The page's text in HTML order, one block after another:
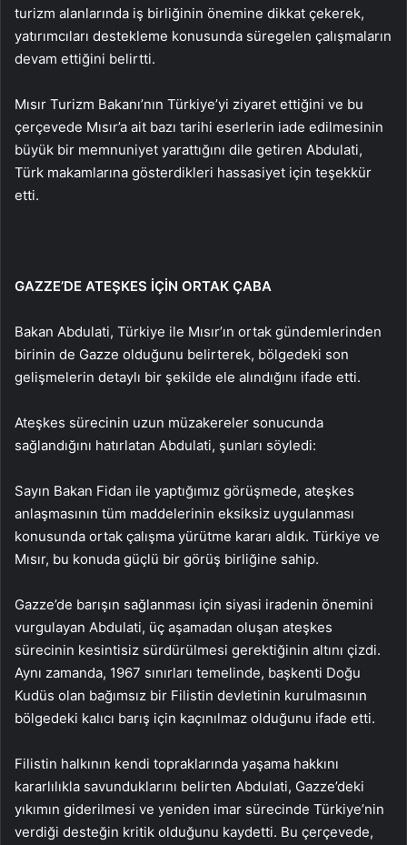
turizm alanlarında iş birliğinin önemine dikkat çekerek,
yatırımcıları destekleme konusunda süregelen çalışmaların
devam ettiğini belirtti.
Mısır Turizm Bakanı’nın Türkiye’yi ziyaret ettiğini ve bu
çerçevede Mısır’a ait bazı tarihi eserlerin iade edilmesinin
büyük bir memnuniyet yarattığını dile getiren Abdulati,
Türk makamlarına gösterdikleri hassasiyet için teşekkür
etti.
GAZZE’DE ATEŞKES İÇİN ORTAK ÇABA
Bakan Abdulati, Türkiye ile Mısır’ın ortak gündemlerinden
birinin de Gazze olduğunu belirterek, bölgedeki son
gelişmelerin detaylı bir şekilde ele alındığını ifade etti.
Ateşkes sürecinin uzun müzakereler sonucunda
sağlandığını hatırlatan Abdulati, şunları söyledi:
Sayın Bakan Fidan ile yaptığımız görüşmede, ateşkes
anlaşmasının tüm maddelerinin eksiksiz uygulanması
konusunda ortak çalışma yürütme kararı aldık. Türkiye ve
Mısır, bu konuda güçlü bir görüş birliğine sahip.
Gazze’de barışın sağlanması için siyasi iradenin önemini
vurgulayan Abdulati, üç aşamadan oluşan ateşkes
sürecinin kesintisiz sürdürülmesi gerektiğinin altını çizdi.
Aynı zamanda, 1967 sınırları temelinde, başkenti Doğu
Kudüs olan bağımsız bir Filistin devletinin kurulmasının
bölgedeki kalıcı barış için kaçınılmaz olduğunu ifade etti.
Filistin halkının kendi topraklarında yaşama hakkını
kararlılıkla savunduklarını belirten Abdulati, Gazze’deki
yıkımın giderilmesi ve yeniden imar sürecinde Türkiye’nin
verdiği desteğin kritik olduğunu kaydetti. Bu çerçevede,